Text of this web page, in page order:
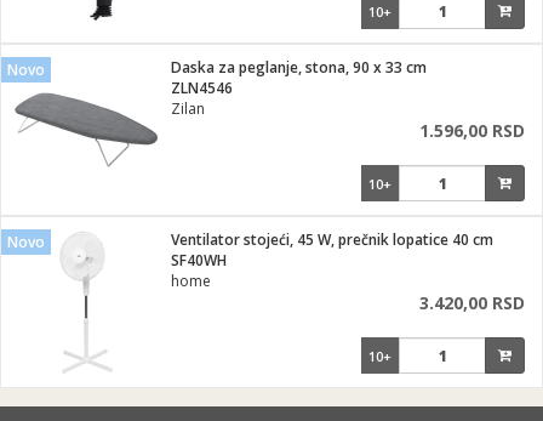
10+
Novo
Daska za peglanje, stona, 90 x 33 cm
ZLN4546
Zilan
1.596,00 RSD
10+
Novo
Ventilator stojeći, 45 W, prečnik lopatice 40 cm
SF40WH
home
3.420,00 RSD
10+